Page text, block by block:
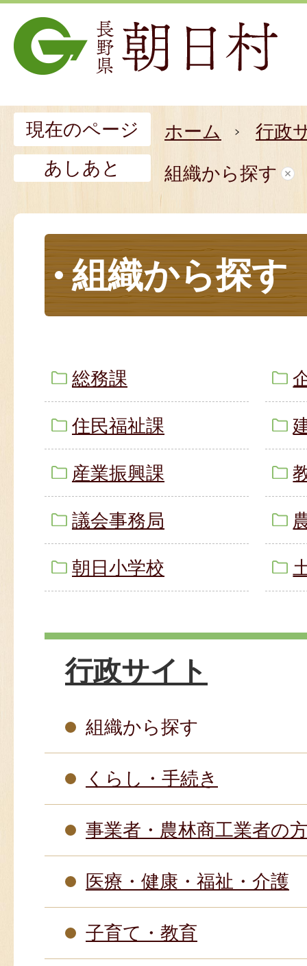
現在のページ ホーム
行政
あしあと
組織から探す
組織から探す
総務課
住民福祉課
産業振興課
議会事務局
朝日小学校
行政サイト
組織から探す
くらし・手続き
事業者・農林商工業者の
医療・健康・福祉・介護
子育て・教育